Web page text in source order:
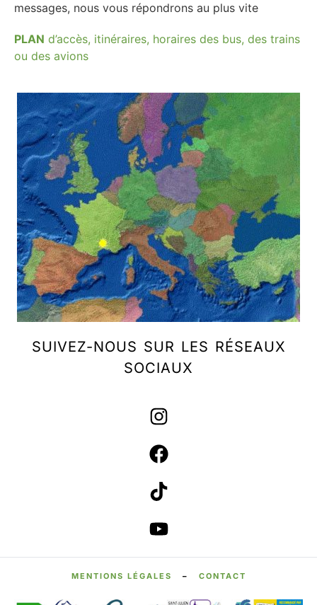
messages, nous vous répondrons au plus vite
PLAN d’accès, itinéraires, horaires des bus, des trains
ou des avions
SUIVEZ-NOUS SUR LES RÉSEAUX
SOCIAUX
MENTIONS LÉGALES – CONTACT